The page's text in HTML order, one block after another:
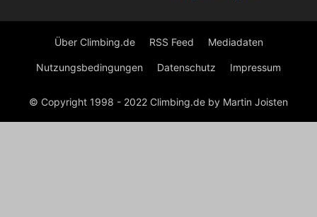
Über Climbing.de RSS Feed Mediadaten
Nutzungsbedingungen Datenschutz Impressum
© Copyright 1998 - 2022 Climbing.de by Martin Joisten